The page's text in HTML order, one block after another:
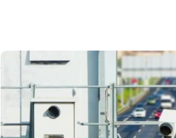
Ubicación de todos los radares en
17 de agosto de 2021
Aquí tienes un listado con la ubicación
radares fijos y de tramo situados en las
Sevilla.